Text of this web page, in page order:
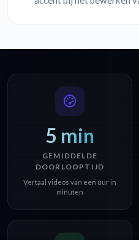
5 min
GEMIDDELDE
DOORLOOPTIJD
Vertaal videos van een uur in
minuten